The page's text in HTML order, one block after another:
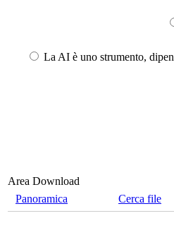
La AI è uno strumento,
Area Download
Panoramica
Cerca file